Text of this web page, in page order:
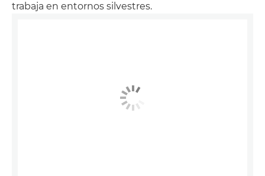
trabaja en entornos silvestres.